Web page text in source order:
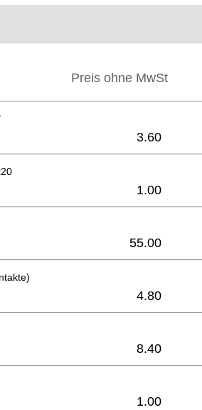
Preis ohne MwSt
3.60
1.00
55.00
4.80
8.40
1.00